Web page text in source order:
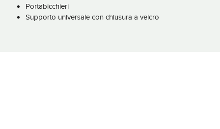
Portabicchieri
Supporto universale con chiusura a velcro